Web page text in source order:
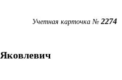
Учетная карточка №2274
Яковлевич